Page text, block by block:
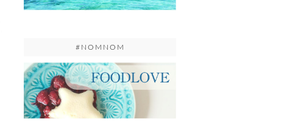
#NOMNOM